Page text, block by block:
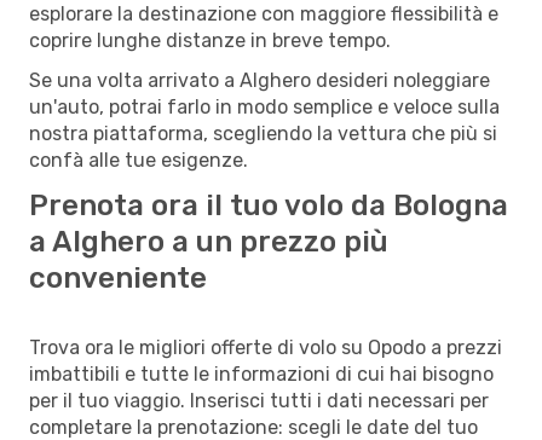
esplorare la destinazione con maggiore flessibilità e
coprire lunghe distanze in breve tempo.
Se una volta arrivato a Alghero desideri noleggiare
un'auto, potrai farlo in modo semplice e veloce sulla
nostra piattaforma, scegliendo la vettura che più si
confà alle tue esigenze.
Prenota ora il tuo volo da Bologna
a Alghero a un prezzo più
conveniente
Trova ora le migliori offerte di volo su Opodo a prezzi
imbattibili e tutte le informazioni di cui hai bisogno
per il tuo viaggio. Inserisci tutti i dati necessari per
completare la prenotazione: scegli le date del tuo